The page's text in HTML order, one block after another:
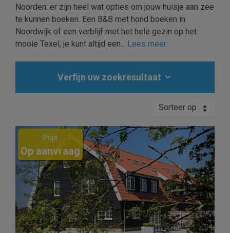
Noorden: er zijn heel wat opties om jouw huisje aan zee
te kunnen boeken. Een B&B met hond boeken in
Noordwijk of een verblijf met het hele gezin op het
mooie Texel, je kunt altijd een... Lees meer
Verfijn uw zoekresultaat
Sorteer op
Previous Next
Prijs
Op aanvraag